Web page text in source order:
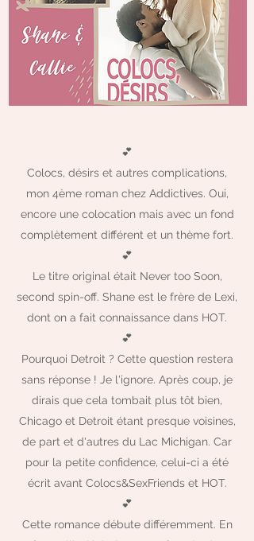
💕
Colocs, désirs et autres complications,
mon 4ème roman chez Addictives. Oui,
encore une colocation mais avec un fond
complètement différent et un thème fort.
💕
Le titre original était Never too Soon,
second spin-off. Shane est le frère de Lexi,
dont on a fait connaissance dans HOT.
💕
Pourquoi Detroit ? Cette question restera
sans réponse ! Je l'ignore. Après coup, je
dirais que cela tombait plus tôt bien,
Chicago et Detroit étant presque voisines,
de part et d'autres du Lac Michigan. Car
pour la petite confidence, celui-ci a été
écrit avant Colocs&SexFriends et HOT.
💕
Cette romance débute différemment. En